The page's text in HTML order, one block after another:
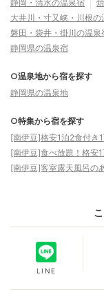
静岡・清水の温泉宿
大井川・寸又峡・川根の
磐田・袋井・掛川の温泉
静岡県の温泉宿
○温泉地から宿を探す
静岡県の温泉地
○特集から宿を探す
[南伊豆]格安1泊2食付き
[南伊豆]食べ放題！格安
[南伊豆]客室露天風呂の
LINE